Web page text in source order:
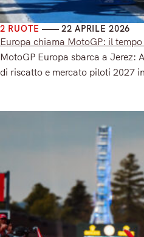
2 RUOTE 22 APRILE 2026
Europa chiama MotoGP: il
MotoGP Europa sbarca a Jerez:
di riscatto e mercato piloti 2027